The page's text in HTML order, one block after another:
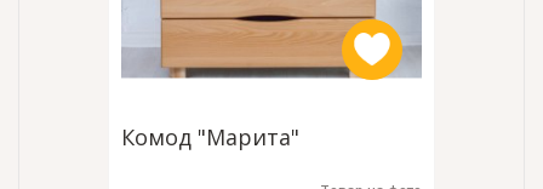
Комод "Марита"